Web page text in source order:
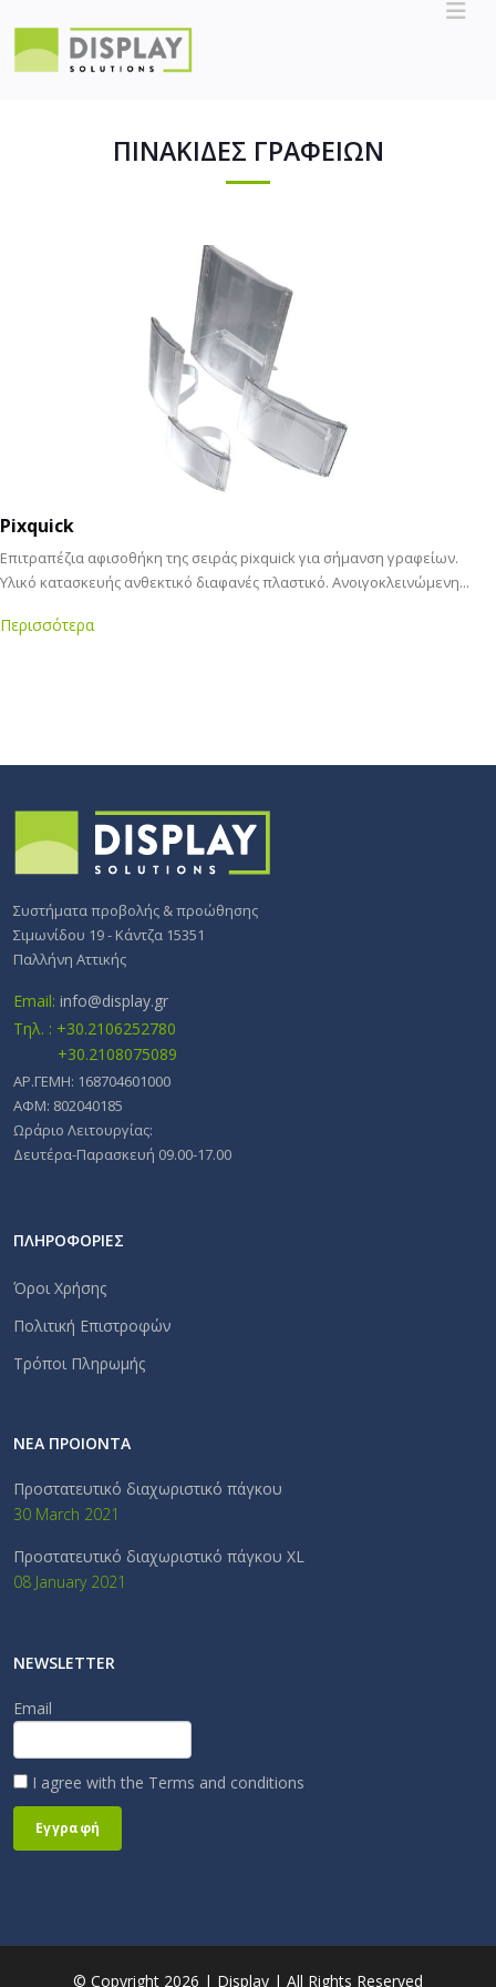
ΠΙΝΑΚΙΔΕΣ ΓΡΑΦΕΙΩΝ
Pixquick
Επιτραπέζια αφισοθήκη της σειράς pixquick για σήμανση γραφείων.
Υλικό κατασκευής ανθεκτικό διαφανές πλαστικό. Ανοιγοκλεινώμενη...
Περισσότερα
Συστήματα προβολής & προώθησης
Σιμωνίδου 19 - Κάντζα 15351
Παλλήνη Αττικής
Email: info@display.gr
Τηλ. : +30.2106252780
+30.2108075089
ΑΡ.ΓΕΜΗ: 168704601000
ΑΦΜ: 802040185
Ωράριο Λειτουργίας:
Δευτέρα-Παρασκευή 09.00-17.00
ΠΛΗΡΟΦΟΡΙΕΣ
Όροι Χρήσης
Πολιτική Επιστροφών
Τρόποι Πληρωμής
ΝΕΑ ΠΡΟΙΟΝΤΑ
Προστατευτικό διαχωριστικό πάγκου
30 March 2021
Προστατευτικό διαχωριστικό πάγκου XL
08 January 2021
NEWSLETTER
Email
I agree with the Terms and conditions
Εγγραφή
© Copyright 2026 | Display | All Rights Reserved